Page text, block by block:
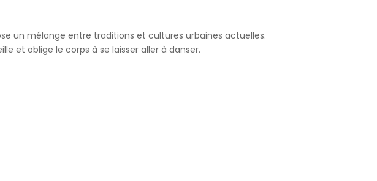
un mélange entre traditions et cultures urbaines actuelles.
et oblige le corps à se laisser aller à danser.